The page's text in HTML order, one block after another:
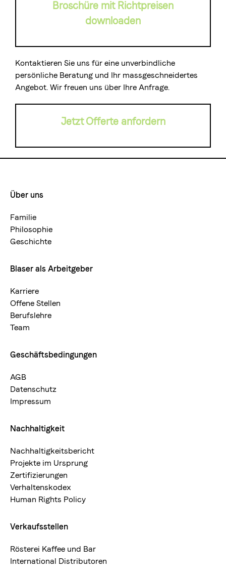
Broschüre mit Richtpreisen
downloaden
Kontaktieren Sie uns für eine unverbindliche
persönliche Beratung und Ihr massgeschneidertes
Angebot. Wir freuen uns über Ihre Anfrage.
Jetzt Offerte anfordern
Footermenue-
neu
Über uns
Familie
Philosophie
Geschichte
Blaser als Arbeitgeber
Karriere
Offene Stellen
Berufslehre
Team
Geschäftsbedingungen
AGB
Datenschutz
Impressum
Nachhaltigkeit
Nachhaltigkeitsbericht
Projekte im Ursprung
Zertifizierungen
Verhaltenskodex
Human Rights Policy
Verkaufsstellen
Rösterei Kaffee und Bar
International Distributoren